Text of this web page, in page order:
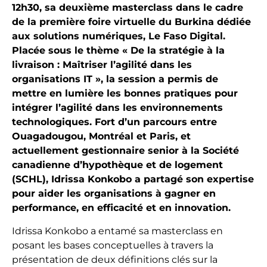
12h30, sa deuxième masterclass dans le cadre
de la première foire virtuelle du Burkina dédiée
aux solutions numériques, Le Faso Digital.
Placée sous le thème « De la stratégie à la
livraison : Maîtriser l’agilité dans les
organisations IT », la session a permis de
mettre en lumière les bonnes pratiques pour
intégrer l’agilité dans les environnements
technologiques. Fort d’un parcours entre
Ouagadougou, Montréal et Paris, et
actuellement gestionnaire senior à la Société
canadienne d’hypothèque et de logement
(SCHL), Idrissa Konkobo a partagé son expertise
pour aider les organisations à gagner en
performance, en efficacité et en innovation.
Idrissa Konkobo a entamé sa masterclass en
posant les bases conceptuelles à travers la
présentation de deux définitions clés sur la